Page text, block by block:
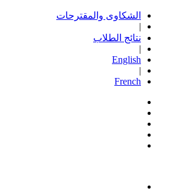
الشكاوى والمقترحات
|
نتائج الطلاب
|
English
|
French